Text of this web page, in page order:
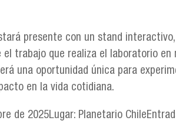
presente con un stand
el trabajo que realiza el laboratorio en
una oportunidad única para
en la vida cotidiana.
de 2025Lugar: Planetario